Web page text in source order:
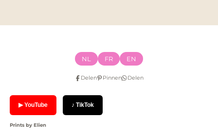
NL FR EN
Delen Pinnen Delen
▶ YouTube ♪ TikTok
Prints by Elien